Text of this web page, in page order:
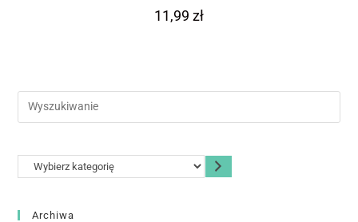
11,99 zł
Archiwa